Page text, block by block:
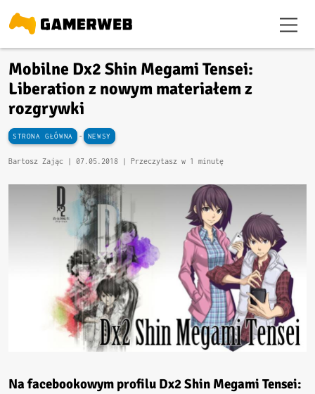
Mobilne Dx2 Shin Megami Tensei:
Liberation z nowym materiałem z
rozgrywki
STRONA GŁÓWNA - NEWSY
Bartosz Zając | 07.05.2018 | Przeczytasz w 1 minutę
Na facebookowym profilu Dx2 Shin Megami Tensei: